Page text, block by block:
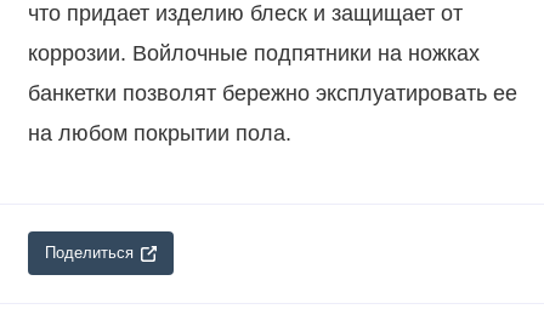
что придает изделию блеск и защищает от
коррозии. Войлочные подпятники на ножках
банкетки позволят бережно эксплуатировать ее
на любом покрытии пола.
Поделиться